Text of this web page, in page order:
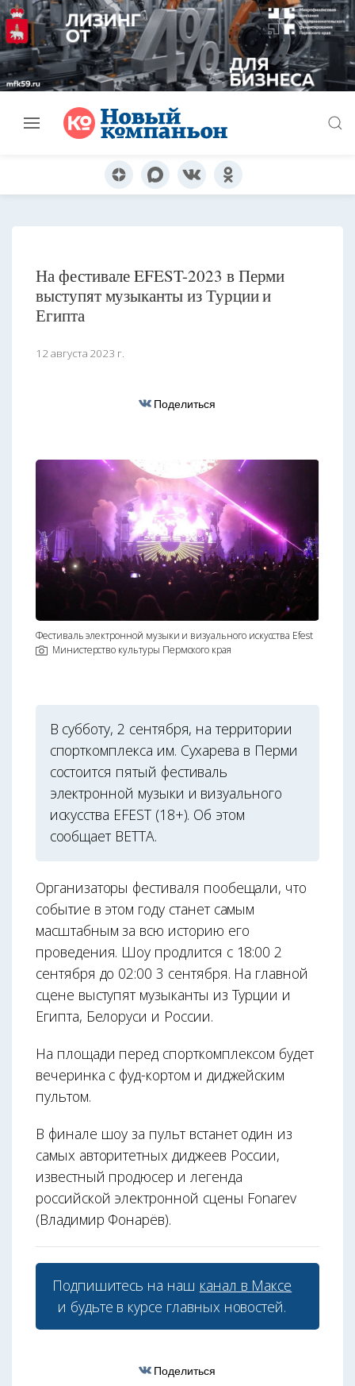
На фестивале EFEST-2023 в Перми
выступят музыканты из Турции и
Египта
12 августа 2023 г.
Поделиться
Фестиваль электронной музыки и визуального искусства Efest
Министерство культуры Пермского края
В субботу, 2 сентября, на территории
спорткомплекса им. Сухарева в Перми
состоится пятый фестиваль
электронной музыки и визуального
искусства EFEST (18+). Об этом
сообщает ВЕТТА.
Организаторы фестиваля пообещали, что
событие в этом году станет самым
масштабным за всю историю его
проведения. Шоу продлится с 18:00 2
сентября до 02:00 3 сентября. На главной
сцене выступят музыканты из Турции и
Египта, Белоруси и России.
На площади перед спорткомплексом будет
вечеринка с фуд-кортом и диджейским
пультом.
В финале шоу за пульт встанет один из
самых авторитетных диджеев России,
известный продюсер и легенда
российской электронной сцены Fonarev
(Владимир Фонарёв).
Подпишитесь на наш канал в Максе
и будьте в курсе главных новостей.
Поделиться